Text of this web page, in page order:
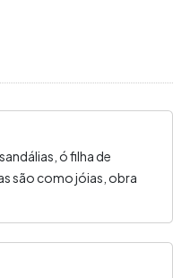
ó filha de
são como jóias, obra